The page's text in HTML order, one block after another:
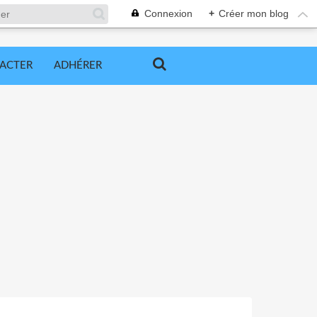
Connexion + Créer mon blog
ADHÉRER